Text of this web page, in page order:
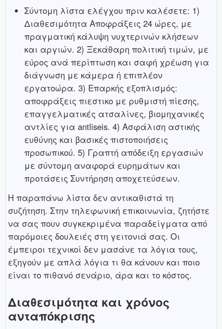
Σύντομη λίστα ελέγχου πριν καλέσετε: 1)
Διαθεσιμότητα Αποφράξεις 24 ώρες, με
πραγματική κάλυψη νυχτερινών κλήσεων
και αργιών. 2) Ξεκάθαρη πολιτική τιμών, με
εύρος ανά περίπτωση και σαφή χρέωση για
διάγνωση με κάμερα ή επιπλέον
εργατοώρα. 3) Επαρκής εξοπλισμός:
αποφράξεις πιεστικο με ρυθμιστή πίεσης,
επαγγελματικές ατσαλίνες, βιομηχανικές
αντλίες για antliseis. 4) Ασφάλιση αστικής
ευθύνης και βασικές πιστοποιήσεις
προσωπικού. 5) Γραπτή απόδειξη εργασιών
με σύντομη αναφορά ευρημάτων και
προτάσεις Συντήρηση αποχετεύσεων.
Η παραπάνω λίστα δεν αντικαθιστά τη
συζήτηση. Στην τηλεφωνική επικοινωνία, ζητήστε
να σας πουν συγκεκριμένα παραδείγματα από
παρόμοιες δουλειές στη γειτονιά σας. Οι
έμπειροι τεχνικοί δεν μασάνε τα λόγια τους,
εξηγούν με απλά λόγια τι θα κάνουν και ποιο
είναι το πιθανό σενάριο, άρα και το κόστος.
Διαθεσιμότητα και χρόνος
ανταπόκρισης